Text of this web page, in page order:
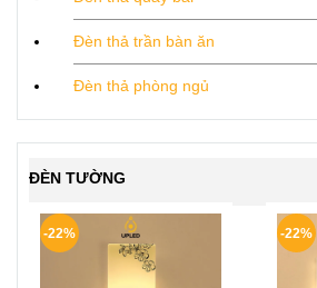
Đèn thả trần bàn ăn
Đèn thả phòng ngủ
ĐÈN TƯỜNG
-22% -22%